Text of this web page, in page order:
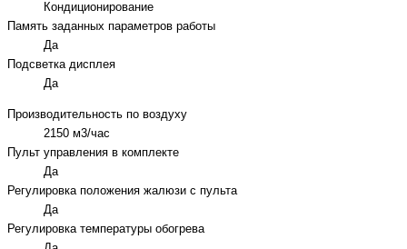
Кондиционирование
Память заданных параметров работы
Да
Подсветка дисплея
Да
Производительность по воздуху
2150 м3/час
Пульт управления в комплекте
Да
Регулировка положения жалюзи с пульта
Да
Регулировка температуры обогрева